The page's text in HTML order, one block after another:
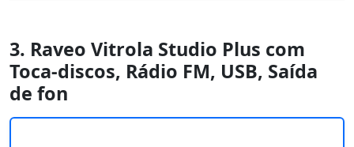
3. Raveo Vitrola Studio Plus com
Toca-discos, Rádio FM, USB, Saída
de fon